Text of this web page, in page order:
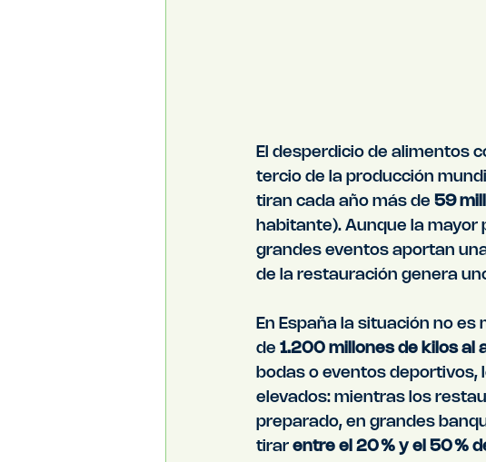
El desperdicio de alimentos
tercio de la producción
tiran cada año más de 59
habitante). Aunque la mayor
grandes eventos aportan
de la restauración genera
En España la situación no
de 1.200 millones de kilos al
bodas o eventos
elevados: mientras los
preparado, en grandes
tirar entre el 20 % y el 50 %